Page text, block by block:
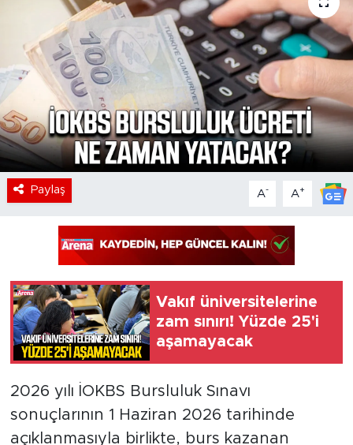
Paylaş A- A+
Vakıf üniversitelerine
zam sınırı! Yüzde 25'i
aşamayacak
2026 yılı İOKBS Bursluluk Sınavı
sonuçlarının 1 Haziran 2026 tarihinde
açıklanmasıyla birlikte, burs kazanan